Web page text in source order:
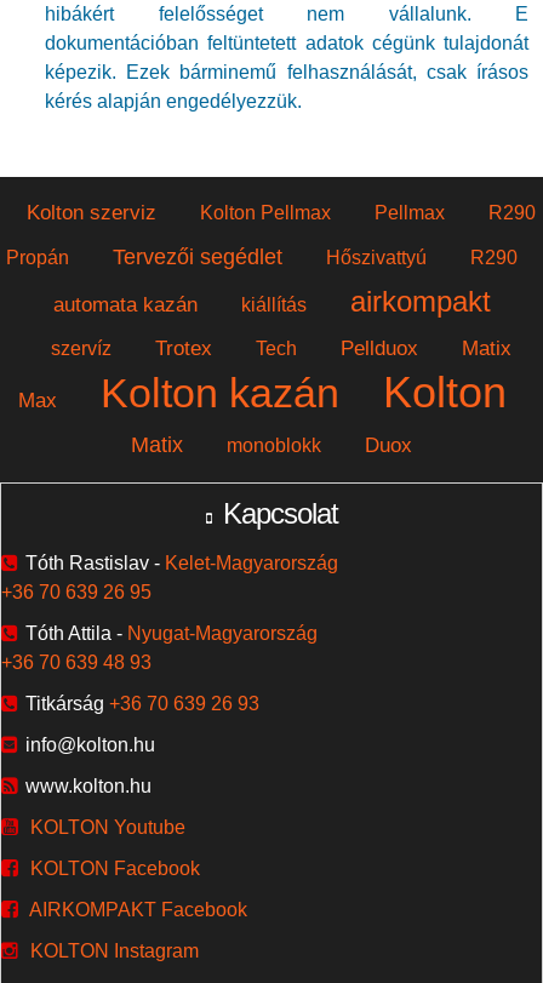
hibákért felelősséget nem vállalunk. E
dokumentációban feltüntetett adatok cégünk tulajdonát
képezik. Ezek bárminemű felhasználását, csak írásos
kérés alapján engedélyezzük.
Kolton szerviz Kolton Pellmax Pellmax R290
Propán Tervezői segédlet Hőszivattyú R290
automata kazán kiállítás airkompakt
szervíz Trotex Tech Pellduox Matix
Max Kolton kazán Kolton
Matix monoblokk Duox
Kapcsolat
Tóth Rastislav - Kelet-Magyarország
+36 70 639 26 95
Tóth Attila - Nyugat-Magyarország
+36 70 639 48 93
Titkárság +36 70 639 26 93
info@kolton.hu
www.kolton.hu
KOLTON Youtube
KOLTON Facebook
AIRKOMPAKT Facebook
KOLTON Instagram